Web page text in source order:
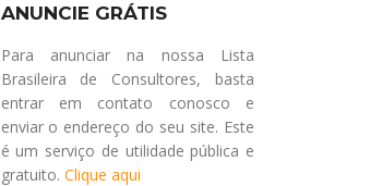
ANUNCIE GRÁTIS
Para anunciar na nossa Lista
Brasileira de Consultores, basta
entrar em contato conosco e
enviar o endereço do seu site. Este
é um serviço de utilidade pública e
gratuito. Clique aqui